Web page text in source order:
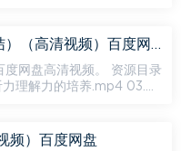
芝麻学社0-8岁入学准备课（完结）（高清视频）百度网盘
网盘高清视频。 资源目录
理解力的培养.mp4 03.初
频）百度网盘